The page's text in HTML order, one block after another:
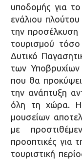
υποδομής για
ενάλιου
την προσέλκυση
τουρισμού
Δυτικό
των
που θα
την ανάπτυξη
όλη τη χώρα. Η
μουσείων
με
προοπτικές για
τουριστική